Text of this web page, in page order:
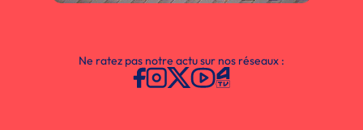
Ne ratez pas notre actu sur nos réseaux :